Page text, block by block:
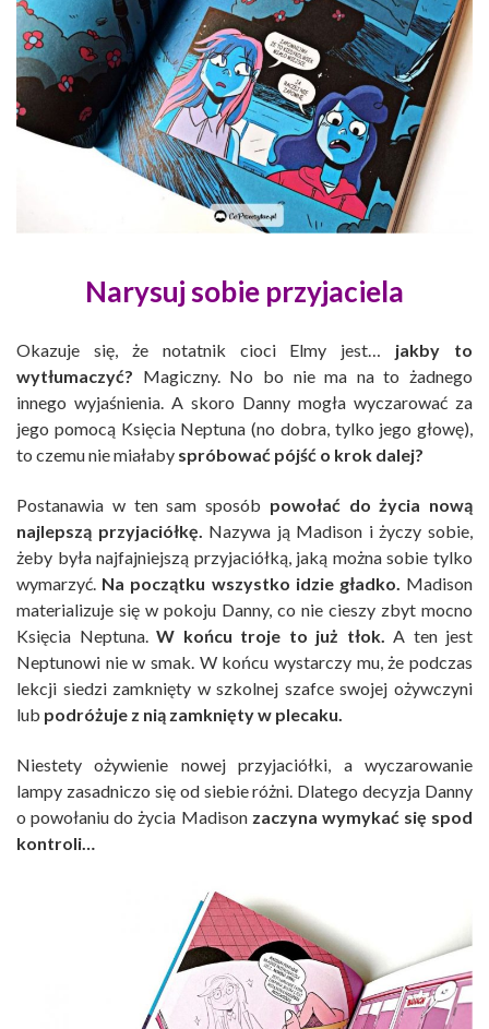
Narysuj sobie przyjaciela
Okazuje się, że notatnik cioci Elmy jest… jakby to
wytłumaczyć? Magiczny. No bo nie ma na to żadnego
innego wyjaśnienia. A skoro Danny mogła wyczarować za
jego pomocą Księcia Neptuna (no dobra, tylko jego głowę),
to czemu nie miałaby spróbować pójść o krok dalej?
Postanawia w ten sam sposób powołać do życia nową
najlepszą przyjaciółkę. Nazywa ją Madison i życzy sobie,
żeby była najfajniejszą przyjaciółką, jaką można sobie tylko
wymarzyć. Na początku wszystko idzie gładko. Madison
materializuje się w pokoju Danny, co nie cieszy zbyt mocno
Księcia Neptuna. W końcu troje to już tłok. A ten jest
Neptunowi nie w smak. W końcu wystarczy mu, że podczas
lekcji siedzi zamknięty w szkolnej szafce swojej ożywczyni
lub podróżuje z nią zamknięty w plecaku.
Niestety ożywienie nowej przyjaciółki, a wyczarowanie
lampy zasadniczo się od siebie różni. Dlatego decyzja Danny
o powołaniu do życia Madison zaczyna wymykać się spod
kontroli…